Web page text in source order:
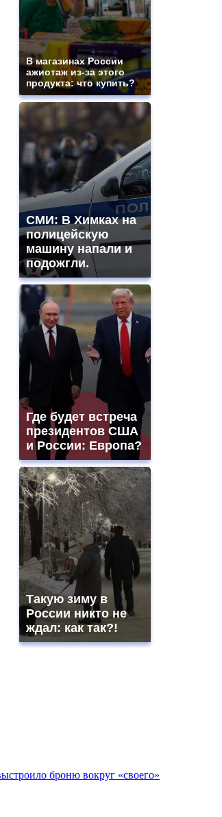
В магазинах России
ажиотаж из-за этого
продукта: что купить?
СМИ: В Химках на
полицейскую
машину напали и
подожгли.
Где будет встреча
президентов США
и России: Европа?
Такую зиму в
России никто не
ждал: как так?!